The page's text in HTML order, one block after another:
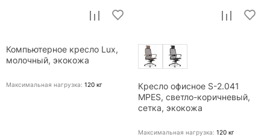
Компьютерное кресло Lux,
молочный, экокожа
Максимальная нагрузка: 120 кг
Кресло офисное S-2.041
MPES, светло-коричневый,
сетка, экокожа
Максимальная нагрузка: 120 кг